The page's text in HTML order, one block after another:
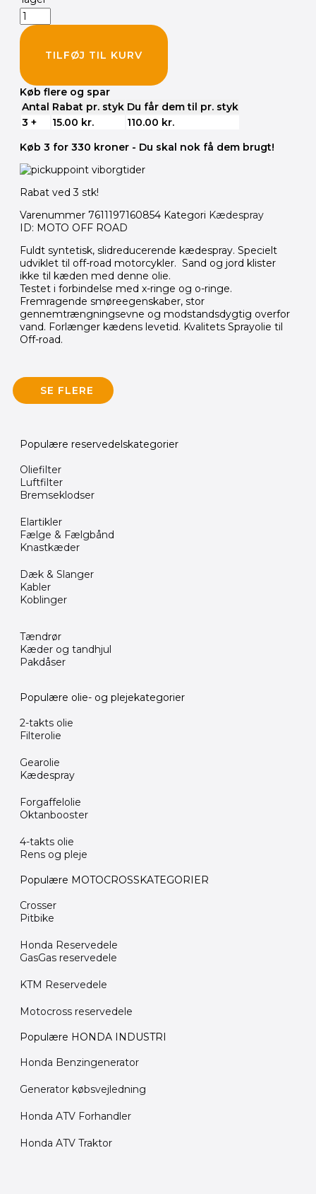
TILFØJ TIL KURV
Køb flere og spar
Antal Rabat pr. styk Du får dem til pr. styk
3 +
15.00 kr. 110.00 kr.
Køb 3 for 330 kroner - Du skal nok få dem brugt!
Rabat ved 3 stk!
Varenummer 7611197160854 Kategori Kædespray
ID: MOTO OFF ROAD
Fuldt syntetisk, slidreducerende kædespray. Specielt
udviklet til off-road motorcykler. Sand og jord klister
ikke til kæden med denne olie.
Testet i forbindelse med x-ringe og o-ringe.
Fremragende smøreegenskaber, stor
gennemtrængningsevne og modstandsdygtig overfor
vand. Forlænger kædens levetid. Kvalitets Sprayolie til
Off-road.
SE FLERE
Populære reservedelskategorier
Oliefilter
Luftfilter
Bremseklodser
Elartikler
Fælge & Fælgbånd
Knastkæder
Dæk & Slanger
Kabler
Koblinger
Tændrør
Kæder og tandhjul
Pakdåser
Populære olie- og plejekategorier
2-takts olie
Filterolie
Gearolie
Kædespray
Forgaffelolie
Oktanbooster
4-takts olie
Rens og pleje
Populære MOTOCROSSKATEGORIER
Crosser
Pitbike
Honda Reservedele
GasGas reservedele
KTM Reservedele
Motocross reservedele
Populære HONDA INDUSTRI
Honda Benzingenerator
Generator købsvejledning
Honda ATV Forhandler
Honda ATV Traktor